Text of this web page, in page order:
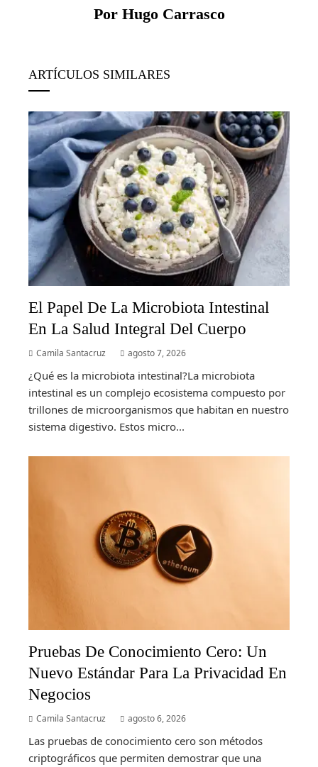
Por Hugo Carrasco
ARTÍCULOS SIMILARES
El Papel De La Microbiota Intestinal
En La Salud Integral Del Cuerpo
Camila Santacruz agosto 7, 2026
¿Qué es la microbiota intestinal?La microbiota
intestinal es un complejo ecosistema compuesto por
trillones de microorganismos que habitan en nuestro
sistema digestivo. Estos micro...
Pruebas De Conocimiento Cero: Un
Nuevo Estándar Para La Privacidad En
Negocios
Camila Santacruz agosto 6, 2026
Las pruebas de conocimiento cero son métodos
criptográficos que permiten demostrar que una